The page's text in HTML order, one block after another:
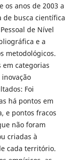
anos de 2003 a
de busca científica
de Nível
e a
metodológicos.
em categorias
Foi
há pontos em
e pontos fracos
não foram
criadas à
cada território.